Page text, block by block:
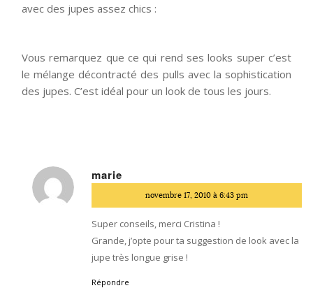
avec des jupes assez chics :
Vous remarquez que ce qui rend ses looks super c’est
le mélange décontracté des pulls avec la sophistication
des jupes. C’est idéal pour un look de tous les jours.
marie
:
novembre 17, 2010 à 6:43 pm
Super conseils, merci Cristina !
Grande, j’opte pour ta suggestion de look avec la
jupe très longue grise !
Répondre